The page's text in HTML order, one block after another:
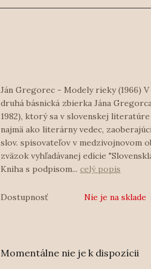
Ján Gregorec - Modely rieky (1966)
druhá básnická zbierka Jána
1982), ktorý sa v slovenskej
najmä ako literárny vedec,
slov. spisovateľov v medzivojnovom
zväzok vyhľadávanej edície
Kniha s podpisom... celý popis
Dostupnosť Nie je na sklade
Momentálne nie je k dispozícii